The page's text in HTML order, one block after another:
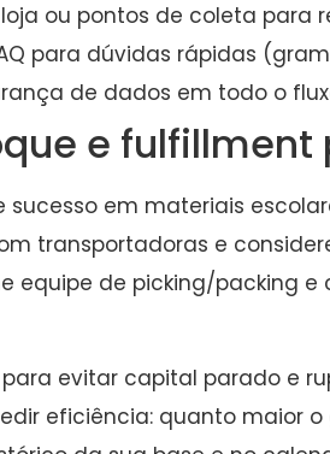
ou pontos de coleta para
para dúvidas rápidas
de dados em todo o
e
em materiais
transportadoras e
equipe de picking/packing
evitar capital parado e
eficiência: quanto maior